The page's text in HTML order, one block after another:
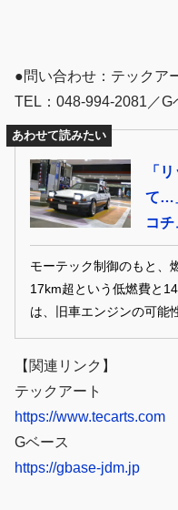
●問い合わせ：テックア
TEL：048-994-2081／G
あわせて読みたい
「
て…
コ
モーテック制御のもと、
17km超という低燃費と
は、旧車エンジンの可能
【関連リンク】
テックアート
https://www.tecarts.com
Gベース
https://gbase-jdm.jp